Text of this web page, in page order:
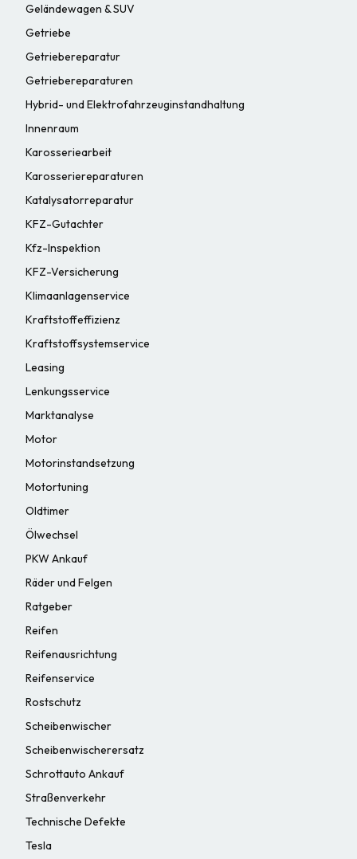
Geländewagen & SUV
Getriebe
Getriebereparatur
Getriebereparaturen
Hybrid- und Elektrofahrzeuginstandhaltung
Innenraum
Karosseriearbeit
Karosseriereparaturen
Katalysatorreparatur
KFZ-Gutachter
Kfz-Inspektion
KFZ-Versicherung
Klimaanlagenservice
Kraftstoffeffizienz
Kraftstoffsystemservice
Leasing
Lenkungsservice
Marktanalyse
Motor
Motorinstandsetzung
Motortuning
Oldtimer
Ölwechsel
PKW Ankauf
Räder und Felgen
Ratgeber
Reifen
Reifenausrichtung
Reifenservice
Rostschutz
Scheibenwischer
Scheibenwischerersatz
Schrottauto Ankauf
Straßenverkehr
Technische Defekte
Tesla